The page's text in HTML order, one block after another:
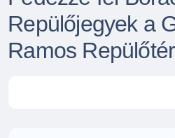
Repülőjegyek a
Ramos